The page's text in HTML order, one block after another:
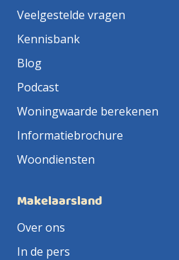
Veelgestelde vragen
Kennisbank
Blog
Podcast
Woningwaarde berekenen
Informatiebrochure
Woondiensten
Makelaarsland
Over ons
In de pers